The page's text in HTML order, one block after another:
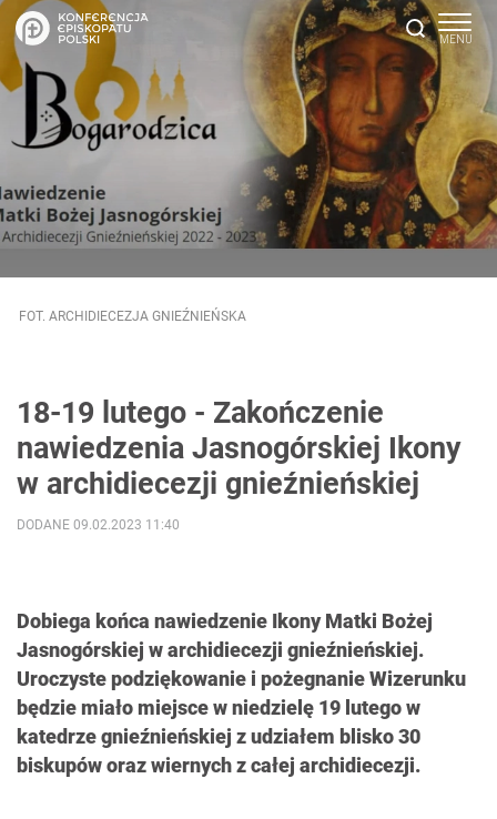
FOT. ARCHIDIECEZJA GNIEŹNIEŃSKA
18-19 lutego - Zakończenie
nawiedzenia Jasnogórskiej Ikony
w archidiecezji gnieźnieńskiej
Dobiega końca nawiedzenie Ikony Matki Bożej
Jasnogórskiej w archidiecezji gnieźnieńskiej.
Uroczyste podziękowanie i pożegnanie Wizerunku
będzie miało miejsce w niedzielę 19 lutego w
katedrze gnieźnieńskiej z udziałem blisko 30
biskupów oraz wiernych z całej archidiecezji.
DODANE 09.02.2023 11:40